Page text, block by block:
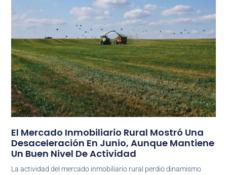
El Mercado Inmobiliario Rural Mostró Una
Desaceleración En Junio, Aunque Mantiene
Un Buen Nivel De Actividad
La actividad del mercado inmobiliario rural perdió dinamismo